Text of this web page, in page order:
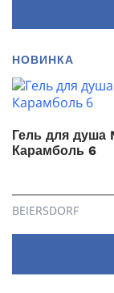
НОВИНКА
Гель для душа
Карамболь 6
BEIERSDORF